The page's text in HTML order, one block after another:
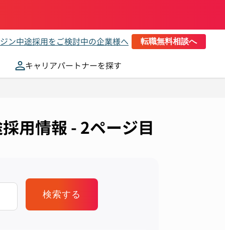
ン中途採用をご検討中の企業様へ 転職無料相談へ
キャリアパートナーを探す
用情報 - 2ページ目
検索する